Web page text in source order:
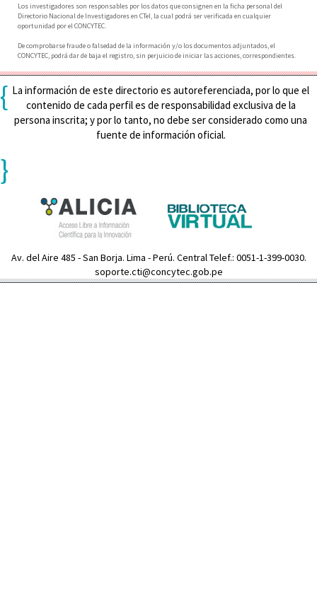
Los investigadores son responsables por los datos que consignen en la ficha personal del
Directorio Nacional de Investigadores en CTeI, la cual podrá ser verificada en cualquier
oportunidad por el CONCYTEC.
De comprobarse fraude o falsedad de la información y/o los documentos adjuntados, el
CONCYTEC, podrá dar de baja el registro, sin perjuicio de iniciar las acciones, correspondientes.
{ La información de este directorio es autoreferenciada, por lo que el
contenido de cada perfil es de responsabilidad exclusiva de la
persona inscrita; y por lo tanto, no debe ser considerado como una
fuente de información oficial.
}
Av. del Aire 485 - San Borja. Lima - Perú. Central Telef.: 0051-1-399-0030.
soporte.cti@concytec.gob.pe